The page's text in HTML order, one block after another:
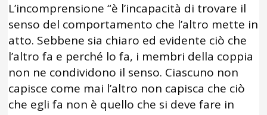
L’incomprensione “è l’incapacità di trovare il
senso del comportamento che l’altro mette in
atto. Sebbene sia chiaro ed evidente ciò che
l’altro fa e perché lo fa, i membri della coppia
non ne condividono il senso. Ciascuno non
capisce come mai l’altro non capisca che ciò
che egli fa non è quello che si deve fare in